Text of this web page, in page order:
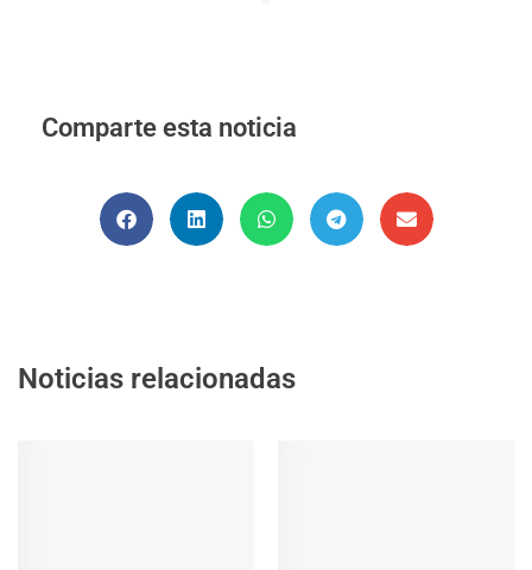
Comparte esta noticia
Noticias relacionadas